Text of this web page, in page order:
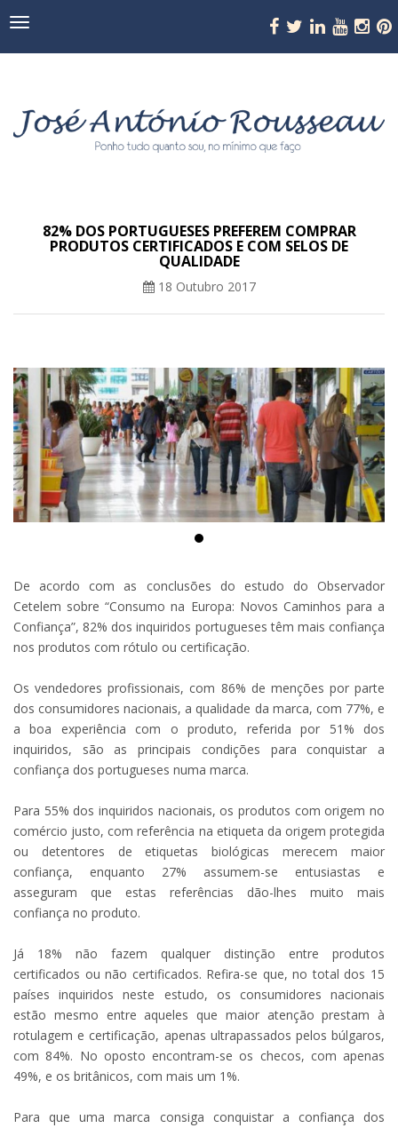
Navegação
82% DOS PORTUGUESES PREFEREM COMPRAR
PRODUTOS CERTIFICADOS E COM SELOS DE
QUALIDADE
18 Outubro 2017
De acordo com as conclusões do estudo do Observador
Cetelem sobre “Consumo na Europa: Novos Caminhos para a
Confiança”, 82% dos inquiridos portugueses têm mais confiança
nos produtos com rótulo ou certificação.
Os vendedores profissionais, com 86% de menções por parte
dos consumidores nacionais, a qualidade da marca, com 77%, e
a boa experiência com o produto, referida por 51% dos
inquiridos, são as principais condições para conquistar a
confiança dos portugueses numa marca.
Para 55% dos inquiridos nacionais, os produtos com origem no
comércio justo, com referência na etiqueta da origem protegida
ou detentores de etiquetas biológicas merecem maior
confiança, enquanto 27% assumem-se entusiastas e
asseguram que estas referências dão-lhes muito mais
confiança no produto.
Já 18% não fazem qualquer distinção entre produtos
certificados ou não certificados. Refira-se que, no total dos 15
países inquiridos neste estudo, os consumidores nacionais
estão mesmo entre aqueles que maior atenção prestam à
rotulagem e certificação, apenas ultrapassados pelos búlgaros,
com 84%. No oposto encontram-se os checos, com apenas
49%, e os britânicos, com mais um 1%.
Para que uma marca consiga conquistar a confiança dos